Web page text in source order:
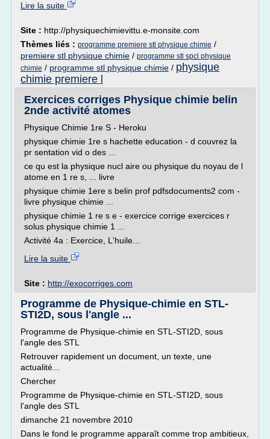
Lire la suite
Site : http://physiquechimievittu.e-monsite.com
Thèmes liés : programme premiere stl physique chimie /
premiere stl physique chimie / programme stl spcl physique
chimie / programme stl physique chimie / physique
chimie premiere l
Exercices corriges Physique chimie belin
2nde activité atomes
Physique Chimie 1re S - Heroku
physique chimie 1re s hachette education - d couvrez la
pr sentation vid o des ...
ce qu est la physique nucl aire ou physique du noyau de l
atome en 1 re s, ... livre
physique chimie 1ere s belin prof pdfsdocuments2 com -
livre physique chimie ...
physique chimie 1 re s e - exercice corrige exercices r
solus physique chimie 1 ...
Activité 4a : Exercice, L'huile...
Lire la suite
Site : http://exocorriges.com
Programme de Physique-chimie en STL-
STI2D, sous l'angle ...
Programme de Physique-chimie en STL-STI2D, sous
l'angle des STL
Retrouver rapidement un document, un texte, une
actualité...
Chercher
Programme de Physique-chimie en STL-STI2D, sous
l'angle des STL
dimanche 21 novembre 2010
Dans le fond le programme apparaît comme trop ambitieux,